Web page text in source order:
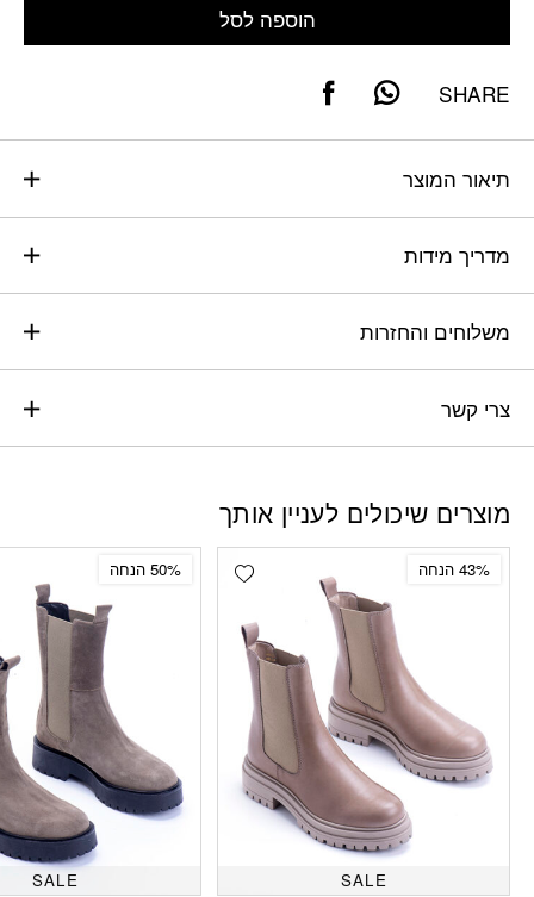
הוספה לסל
SHARE
תיאור המוצר
מדריך מידות
משלוחים והחזרות
צרי קשר
מוצרים שיכולים לעניין אותך
Add wishlist 43% הנחה
SALE
50% הנחה
SALE